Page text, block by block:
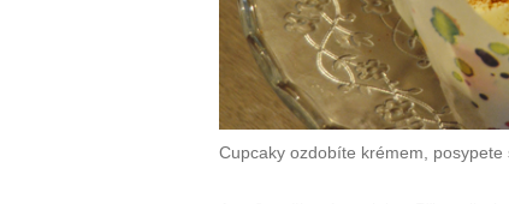
Cupcaky ozdobíte krémem,